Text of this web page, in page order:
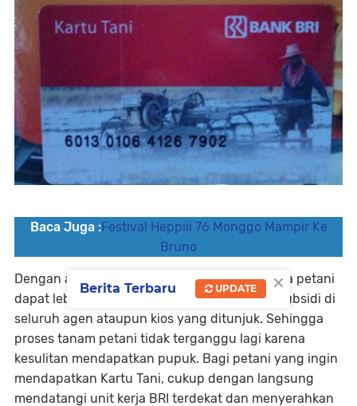
Baca Juga :Festival Heppiii 76 Monggo Mampir Ke
Bruno
Dengan adanya penerbitan Kartu Tani ini, para petani
dapat lebih mudah mendapatkan pupuk bersubsidi di
seluruh agen ataupun kios yang ditunjuk. Sehingga
proses tanam petani tidak terganggu lagi karena
kesulitan mendapatkan pupuk. Bagi petani yang ingin
mendapatkan Kartu Tani, cukup dengan langsung
mendatangi unit kerja BRI terdekat dan menyerahkan
×
Berita Terbaru UPDATE